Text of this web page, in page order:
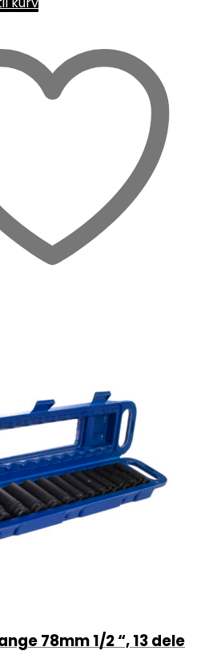
78mm 1/2 “, 13 dele